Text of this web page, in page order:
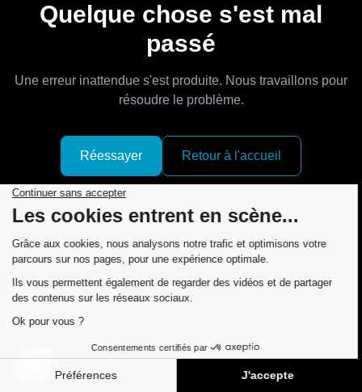
Quelque chose s'est mal
passé
Une erreur inattendue s'est produite. Nous travaillons pour
résoudre le problème.
Réessayer Retour à l'accueil